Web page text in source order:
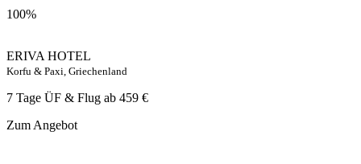
100%
ERIVA HOTEL
Korfu & Paxi, Griechenland
7 Tage ÜF & Flug ab 459 €
Zum Angebot